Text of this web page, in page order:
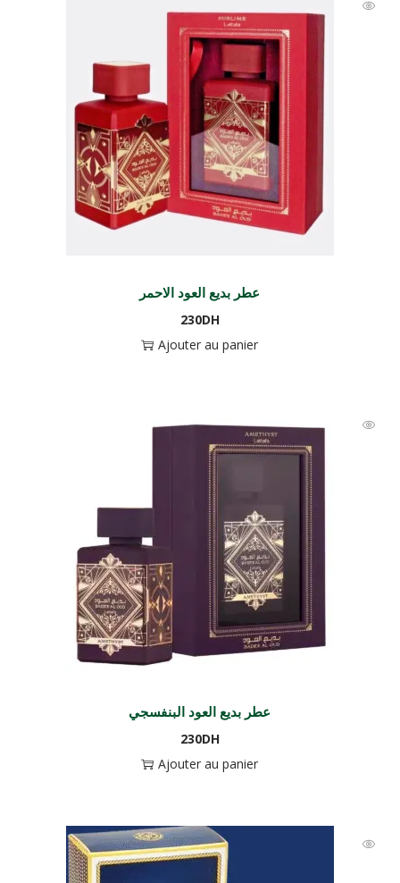
عطر بديع العود الاحمر
230DH
Ajouter au panier
عطر بديع العود البنفسجي
230DH
Ajouter au panier